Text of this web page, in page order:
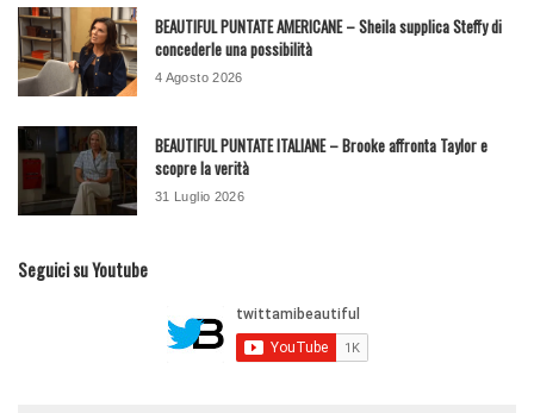
BEAUTIFUL PUNTATE AMERICANE – Sheila supplica Steffy di
concederle una possibilità
4 Agosto 2026
BEAUTIFUL PUNTATE ITALIANE – Brooke affronta Taylor e
scopre la verità
31 Luglio 2026
Seguici su Youtube